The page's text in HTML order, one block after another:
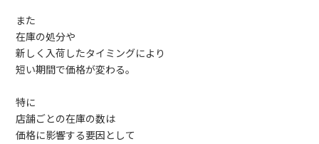
また
在庫の処分や
新しく入荷したタイミングにより
短い期間で価格が変わる。
特に
店舗ごとの在庫の数は
価格に影響する要因として